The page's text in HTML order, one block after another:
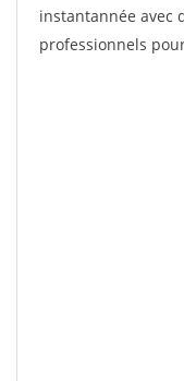
instantannée avec
professionnels